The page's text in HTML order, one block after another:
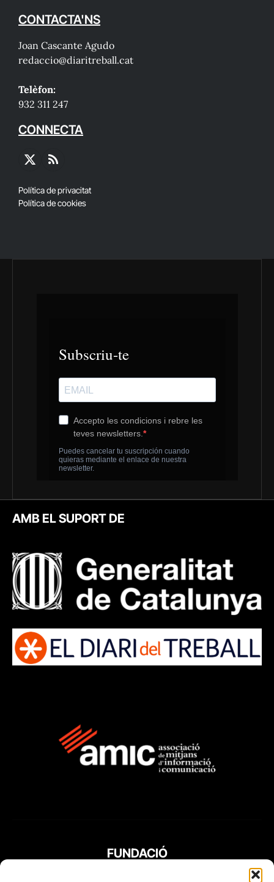
CONTACTA'NS
Joan Cascante Agudo
redaccio@diaritreball.cat
Telèfon:
932 311 247
CONNECTA
X
RSS
Política de privacitat
Política de cookies
AMB EL SUPORT DE
FUNDACIÓ